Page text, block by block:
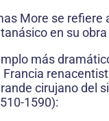
More se refiere
en su obra
más
cirujano del
1590):